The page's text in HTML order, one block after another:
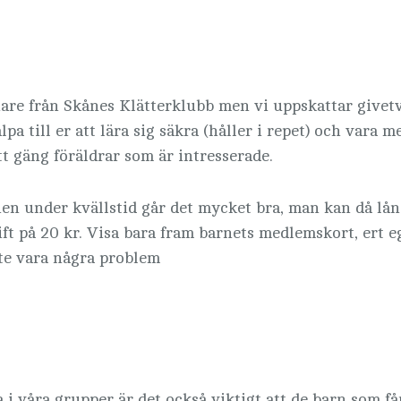
från Skånes Klätterklubb men vi uppskattar
till er att lära sig säkra (håller i repet) och vara
gäng föräldrar som är intresserade.
under kvällstid går det mycket bra, man kan då
på 20 kr. Visa bara fram barnets medlemskort, ert
vara några problem